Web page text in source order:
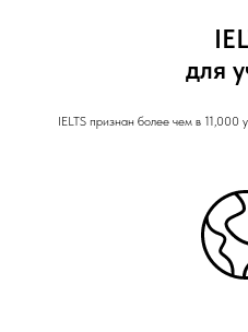
для
IELTS признан более чем в 11,000